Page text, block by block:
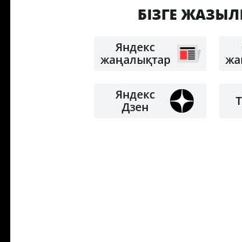
БІЗГЕ
Яндекс
жаңалықтар
Яндекс
Дзен